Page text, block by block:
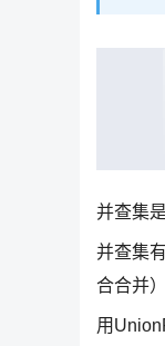
并查集
并查集
合合并）
用